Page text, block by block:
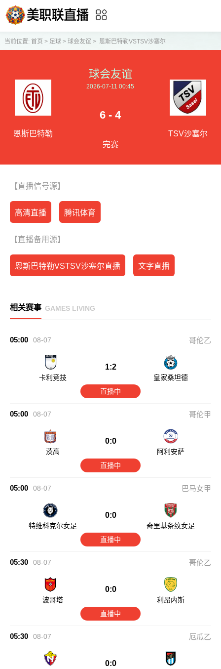
当前位置: 首页 > 足球> 球会友谊 > 恩斯巴特勒VSTSV沙塞尔
恩斯巴特勒
球会友谊
2026-07-11 00:45
6 - 4
完赛
TSV沙塞尔
【直播信号源】
高清直播 腾讯体育
【直播备用源】
恩斯巴特勒VSTSV沙塞尔直播 文字直播
相关赛事 GAMES LIVING
05:00 08-07 哥伦乙
卡利竞技
1:2
皇家桑坦德
直播中
05:00 08-07 哥伦甲
茨高
0:0
阿利安萨
直播中
05:00 08-07 巴马女甲
特维科克尔女足
0:0
奇里基条纹女足
直播中
05:30 08-07 哥伦乙
波哥塔
0:0
利昂内斯
直播中
05:30 08-07 厄瓜乙
0:0